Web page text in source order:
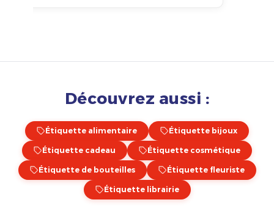
Découvrez aussi :
Étiquette alimentaire Étiquette bijoux
Étiquette cadeau Étiquette cosmétique
Étiquette de bouteilles Étiquette fleuriste
Étiquette librairie